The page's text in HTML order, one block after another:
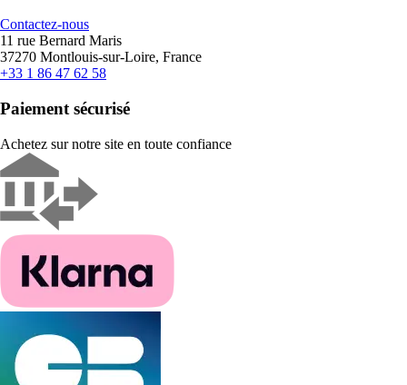
Contactez-nous
11 rue Bernard Maris
37270 Montlouis-sur-Loire, France
+33 1 86 47 62 58
Paiement sécurisé
Achetez sur notre site en toute confiance